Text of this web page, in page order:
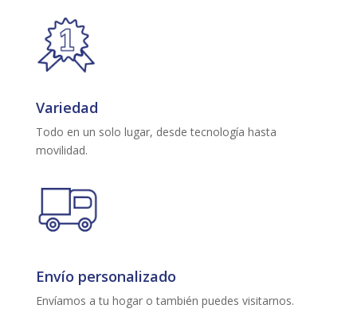
Variedad
Todo en un solo lugar, desde tecnología hasta
movilidad.
Envío personalizado
Envíamos a tu hogar o también puedes visitarnos.